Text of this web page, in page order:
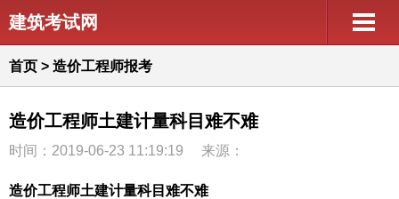
建筑考试网
首页 > 造价工程师报考
造价工程师土建计量科目难不难
时间：2019-06-23 11:19:19 来源：
造价工程师土建计量科目难不难